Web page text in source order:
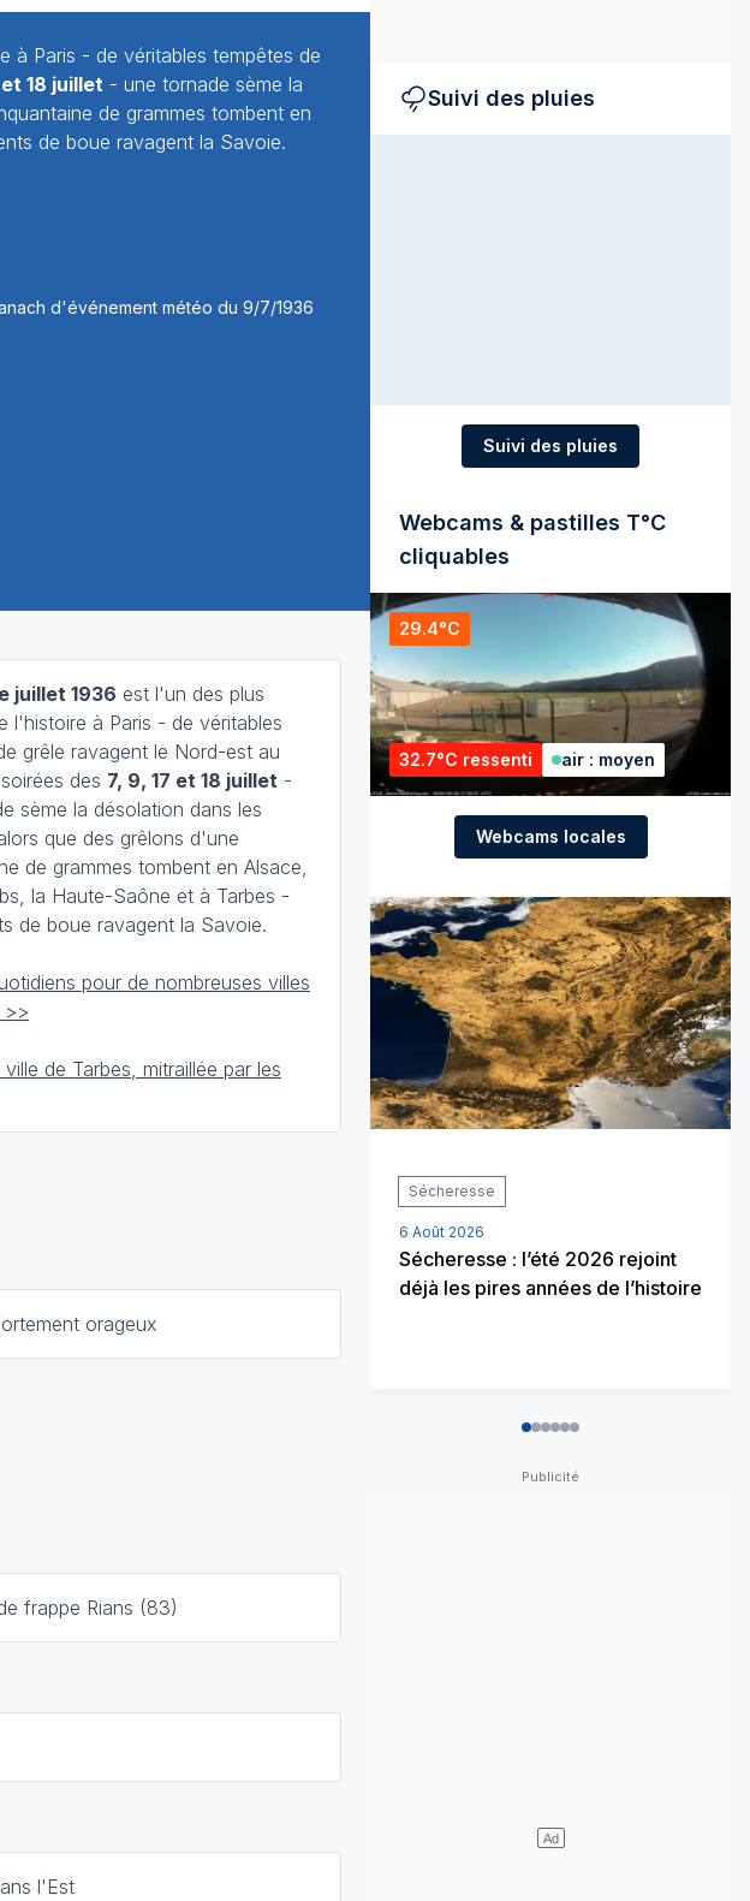
à Paris - de véritables tempêtes de
et 18 juillet - une tornade sème la
de grammes tombent en
de boue ravagent la Savoie.
juillet 1936 est l'un des plus
l'histoire à Paris - de véritables
grêle ravagent le Nord-est au
des 7, 9, 17 et 18 juillet -
sème la désolation dans les
que des grêlons d'une
de grammes tombent en Alsace,
la Haute-Saône et à Tarbes -
de boue ravagent la Savoie.
pour de nombreuses villes
>>
de Tarbes, mitraillée par les
orageux
frappe Rians (83)
l'Est
Suivi des pluies
Suivi des pluies
Webcams & pastilles T°C
cliquables
29.4°C
32.7°C ressenti air : moyen
Webcams locales
Sécheresse
6 Août 2026
Sécheresse : l’été 2026 rejoint
déjà les pires années de l’histoire
012345